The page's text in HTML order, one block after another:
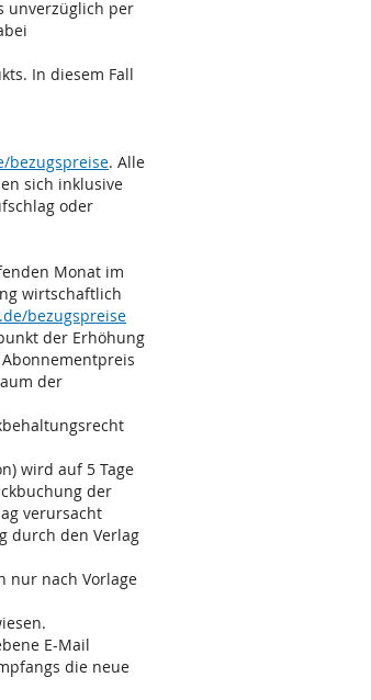
unverzüglich per
In diesem Fall
bezugspreise. Alle
sich inklusive
oder
Monat im
wirtschaftlich
bezugspreise
der Erhöhung
der
wird auf 5 Tage
der
verursacht
durch den Verlag
nur nach Vorlage
E-Mail
die neue